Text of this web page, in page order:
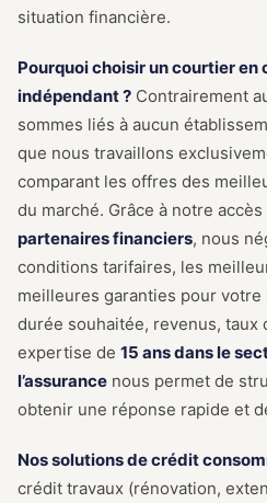
situation financière.
Pourquoi choisir un courtier
indépendant ? Contrairement
sommes liés à aucun
que nous travaillons
comparant les offres des
du marché. Grâce à notre accès
partenaires financiers, nous
conditions tarifaires, les
meilleures garanties pour
durée souhaitée, revenus, taux
expertise de 15 ans dans le
l’assurance nous permet de
obtenir une réponse rapide et
Nos solutions de crédit
crédit travaux (rénovation,